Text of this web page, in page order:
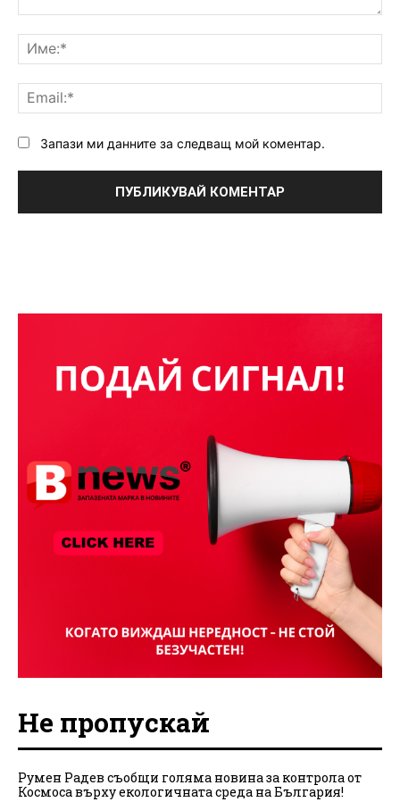
Запази ми данните за следващ мой коментар.
Не пропускай
Румен Радев съобщи голяма новина за контрола от
Космоса върху екологичната среда на България!